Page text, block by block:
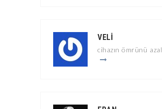
VELI
cihazın ömrünü